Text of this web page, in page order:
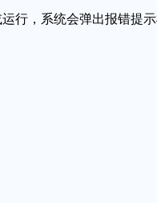
行，系统会弹出报错提